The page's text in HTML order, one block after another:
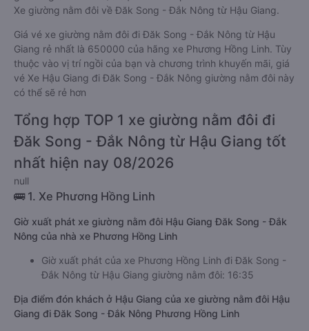
Xe giường nằm đôi về Đăk Song - Đắk Nông từ Hậu Giang.
Giá vé xe giường nằm đôi đi Đăk Song - Đắk Nông từ Hậu
Giang rẻ nhất là 650000 của hãng xe Phương Hồng Linh. Tùy
thuộc vào vị trí ngồi của bạn và chương trình khuyến mãi, giá
vé Xe Hậu Giang đi Đăk Song - Đắk Nông giường nằm đôi này
có thể sẽ rẻ hơn
Tổng hợp TOP 1 xe giường nằm đôi đi
Đăk Song - Đắk Nông từ Hậu Giang tốt
nhất hiện nay 08/2026
null
🚌 1. Xe Phương Hồng Linh
Giờ xuất phát xe giường nằm đôi Hậu Giang Đăk Song - Đắk
Nông của nhà xe Phương Hồng Linh
Giờ xuất phát của xe Phương Hồng Linh đi Đăk Song -
Đắk Nông từ Hậu Giang giường nằm đôi: 16:35
Địa điểm đón khách ở Hậu Giang của xe giường nằm đôi Hậu
Giang đi Đăk Song - Đắk Nông Phương Hồng Linh